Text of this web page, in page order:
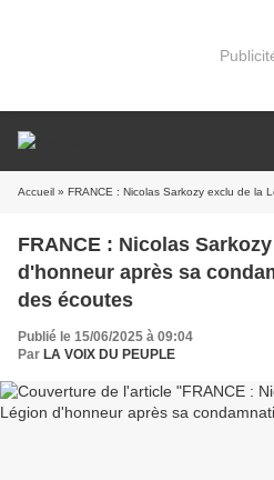
Accueil » FRANCE : Nicolas Sarkozy exclu de la Légion
FRANCE : Nicolas
d'honneur après sa
des écoutes
Publié le 15/06/2025 à 09:04
Par LA VOIX DU PEUPLE